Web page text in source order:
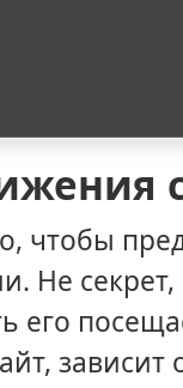
чтобы
Не
его
зависит